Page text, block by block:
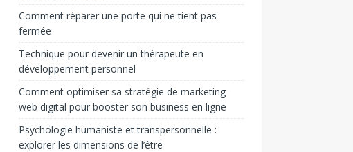
Comment réparer une porte qui ne tient pas
fermée
Technique pour devenir un thérapeute en
développement personnel
Comment optimiser sa stratégie de marketing
web digital pour booster son business en ligne
Psychologie humaniste et transpersonnelle :
explorer les dimensions de l’être